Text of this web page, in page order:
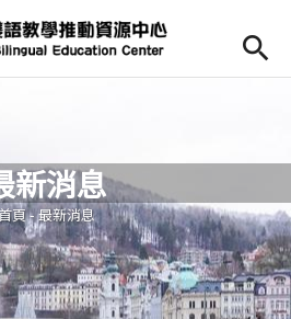
於中心)
師專區)
生專區)
文研習與活動)
to Navigation
to Main content
新消息
在這裡
頁-最新消息